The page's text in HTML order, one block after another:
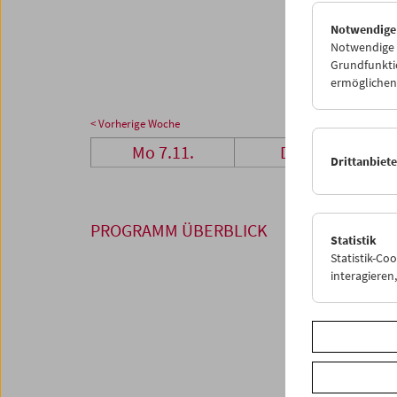
05
< Vorherige Woche
Mo 7.11. Di 8.11.
PROGRAMM ÜBERBLICK
Notwendige
Statistik
Statistik-